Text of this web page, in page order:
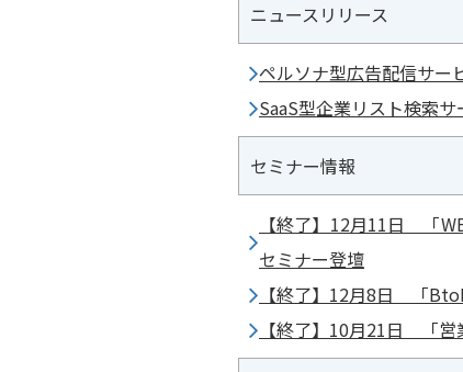
ニュースリリース
ペルソナ型広告配信サー
SaaS型企業リスト検索
セミナー情報
【終了】12月11日 「
セミナー登壇
【終了】12月8日 「
【終了】10月21日 「営